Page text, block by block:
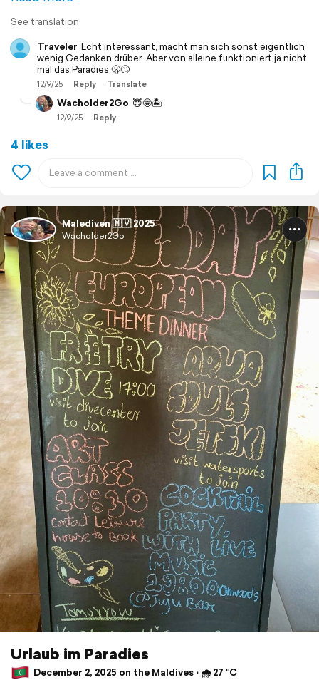
See translation
Traveler Echt interessant, macht man sich sonst eigentlich
wenig Gedanken drüber. Aber von alleine funktioniert ja nicht
mal das Paradies 🫢🙄
12/9/25 Reply Translate
Wacholder2Go 😇🤓🏝️
12/9/25 Reply
4 likes
Malediven 🇲🇻 2025
Wacholder2Go
Urlaub im Paradies
December 2, 2025 on the Maldives ⋅ 🌧 27 °C